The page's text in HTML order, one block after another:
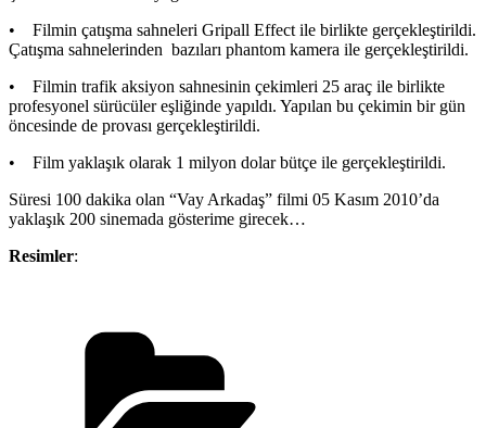
• Filmin çatışma sahneleri Gripall Effect ile birlikte gerçekleştirildi.
Çatışma sahnelerinden bazıları phantom kamera ile gerçekleştirildi.
• Filmin trafik aksiyon sahnesinin çekimleri 25 araç ile birlikte
profesyonel sürücüler eşliğinde yapıldı. Yapılan bu çekimin bir gün
öncesinde de provası gerçekleştirildi.
• Film yaklaşık olarak 1 milyon dolar bütçe ile gerçekleştirildi.
Süresi 100 dakika olan “Vay Arkadaş” filmi 05 Kasım 2010’da
yaklaşık 200 sinemada gösterime girecek…
Resimler: